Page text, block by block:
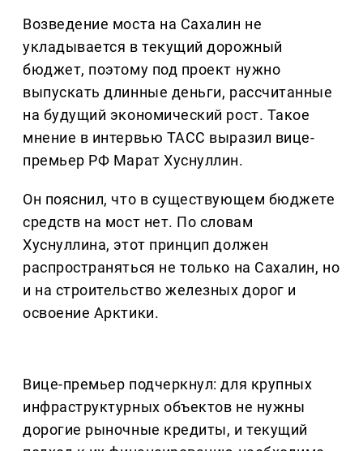
Возведение моста на Сахалин не
укладывается в текущий дорожный
бюджет, поэтому под проект нужно
выпускать длинные деньги, рассчитанные
на будущий экономический рост. Такое
мнение в интервью ТАСС выразил вице-
премьер РФ Марат Хуснуллин.
Он пояснил, что в существующем бюджете
средств на мост нет. По словам
Хуснуллина, этот принцип должен
распространяться не только на Сахалин, но
и на строительство железных дорог и
освоение Арктики.
Вице-премьер подчеркнул: для крупных
инфраструктурных объектов не нужны
дорогие рыночные кредиты, и текущий